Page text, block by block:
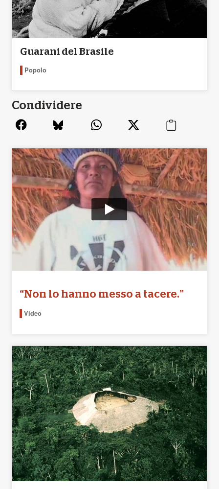
Guarani del Brasile
Popolo
Condividere
“Non lo hanno messo a tacere.”
Video